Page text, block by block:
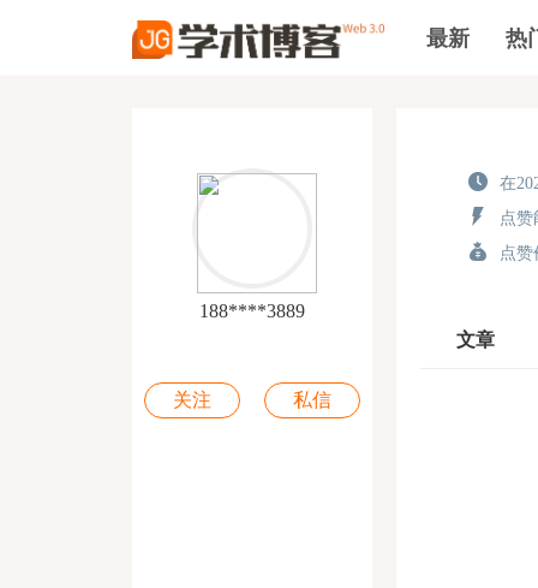
最新 热
188****3889
关注 私信
在
点赞
点赞
文章